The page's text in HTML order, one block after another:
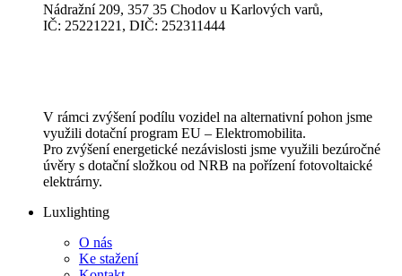
Nádražní 209, 357 35 Chodov u Karlových varů,
IČ: 25221221, DIČ: 252311444
V rámci zvýšení podílu vozidel na alternativní pohon jsme
využili dotační program EU – Elektromobilita.
Pro zvýšení energetické nezávislosti jsme využili bezúročné
úvěry s dotační složkou od NRB na pořízení fotovoltaické
elektrárny.
Luxlighting
O nás
Ke stažení